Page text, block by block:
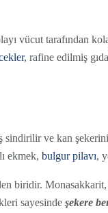
vücut tarafından
, rafine edilmiş
sindirilir ve kan
ekmek, bulgur pilavı,
biridir.
sayesinde şekere